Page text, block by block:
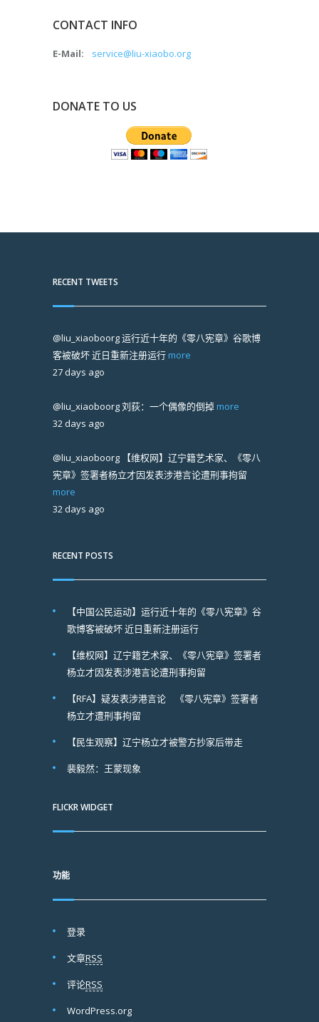
CONTACT INFO
E-Mail: service@liu-xiaobo.org
DONATE TO US
RECENT TWEETS
@liu_xiaoboorg运行近十年的《零八宪章》谷歌博
客被破坏 近日重新注册运行 more
27 days ago
@liu_xiaoboorg刘荻：一个偶像的倒掉 more
32 days ago
@liu_xiaoboorg 【维权网】辽宁籍艺术家、《零八
宪章》签署者杨立才因发表涉港言论遭刑事拘留
more
32 days ago
RECENT POSTS
【中国公民运动】运行近十年的《零八宪章》谷
歌博客被破坏 近日重新注册运行
【维权网】辽宁籍艺术家、《零八宪章》签署者
杨立才因发表涉港言论遭刑事拘留
【RFA】疑发表涉港言论 《零八宪章》签署者
杨立才遭刑事拘留
【民生观察】辽宁杨立才被警方抄家后带走
裴毅然：王蒙现象
FLICKR WIDGET
功能
登录
文章RSS
评论RSS
WordPress.org